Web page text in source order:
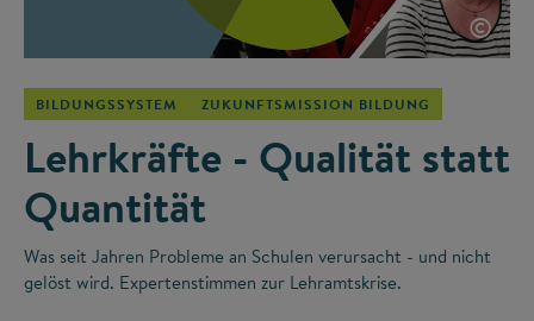
©
BILDUNGSSYSTEM ZUKUNFTSMISSION BILDUNG
Lehrkräfte - Qualität statt
Quantität
Was seit Jahren Probleme an Schulen verursacht - und nicht
gelöst wird. Expertenstimmen zur Lehramtskrise.